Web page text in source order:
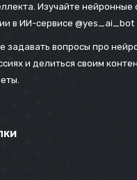
Изучайте нейронные
в ИИ-сервисе @yes_ai_bot
задавать вопросы про
и делиться своим